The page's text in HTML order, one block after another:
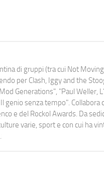
di gruppi (tra cui Not
per Clash, Iggy and the
Generations", "Paul Weller,
senza tempo". Collabora
e del Rockol Awards. Da
varie, sport e con cui ha